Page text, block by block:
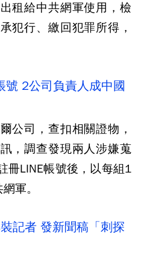
租給中共網軍使用，檢
犯行、繳回犯罪所得，
2公司負責人成中國
公司，查扣相關證物，
，調查發現兩人涉嫌蒐
冊LINE帳號後，以每組1
軍。
記者 發新聞稿「刺探